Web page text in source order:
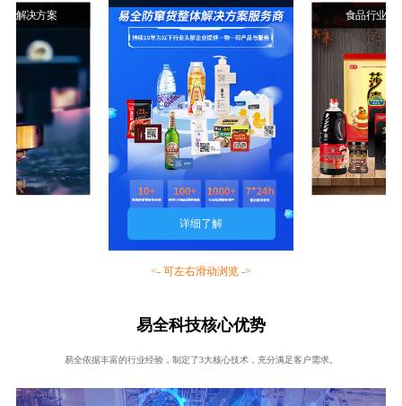
业解决方案
详细了解
食品行业解
<- 可左右滑动浏览 ->
易全科技核心优势
易全依据丰富的行业经验，制定了3大核心技术，充分满足客户需求。